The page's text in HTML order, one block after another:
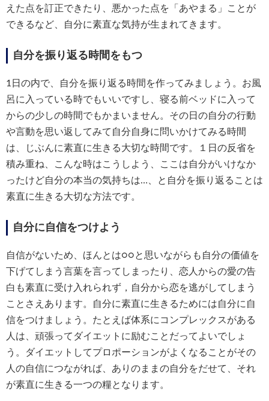
えた点を訂正できたり、悪かった点を「あやまる」ことが
できるなど、自分に素直な気持が生まれてきます。
自分を振り返る時間をもつ
1日の内で、自分を振り返る時間を作ってみましょう。お風
呂に入っている時でもいいですし、寝る前ベッドに入って
からの少しの時間でもかまいません。その日の自分の行動
や言動を思い返してみて自分自身に問いかけてみる時間
は、じぶんに素直に生きる大切な時間です。１日の反省を
積み重ね、こんな時はこうしよう、ここは自分がいけなか
ったけど自分の本当の気持ちは…、と自分を振り返ることは
素直に生きる大切な方法です。
自分に自信をつけよう
自信がないため、ほんとは○○と思いながらも自分の価値を
下げてしまう言葉を言ってしまったり、恋人からの愛の告
白も素直に受け入れられず，自分から恋を逃がしてしまう
ことさえあります。自分に素直に生きるためには自分に自
信をつけましょう。たとえば体系にコンプレックスがある
人は、頑張ってダイエットに励むことだってよいでしょ
う。ダイエットしてプロポーションがよくなることがその
人の自信につながれば、ありのままの自分をだせて、それ
が素直に生きる一つの糧となります。